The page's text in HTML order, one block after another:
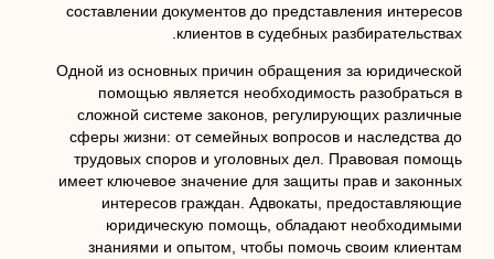
составлении документов до представления интересов
клиентов в судебных разбирательствах.
Одной из основных причин обращения за юридической
помощью является необходимость разобраться в
сложной системе законов, регулирующих различные
сферы жизни: от семейных вопросов и наследства до
трудовых споров и уголовных дел. Правовая помощь
имеет ключевое значение для защиты прав и законных
интересов граждан. Адвокаты, предоставляющие
юридическую помощь, обладают необходимыми
знаниями и опытом, чтобы помочь своим клиентам